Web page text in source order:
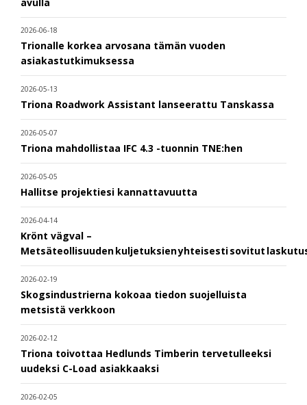
2026-06-18
Trionalle korkea arvosana tämän vuoden
asiakastutkimuksessa
2026-05-13
Triona Roadwork Assistant lanseerattu Tanskassa
2026-05-07
Triona mahdollistaa IFC 4.3 -tuonnin TNE:hen
2026-05-05
Hallitse projektiesi kannattavuutta
2026-04-14
Krönt vägval –
Metsäteollisuuden kuljetuksien yhteisesti sovitut
2026-02-19
Skogsindustrierna kokoaa tiedon suojelluista
metsistä verkkoon
2026-02-12
Triona toivottaa Hedlunds Timberin tervetulleeksi
uudeksi C-Load asiakkaaksi
2026-02-05